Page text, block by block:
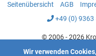
Seitenübersicht AGB
+49 (0) 9363
© 2006 - 2026
Wir verwenden